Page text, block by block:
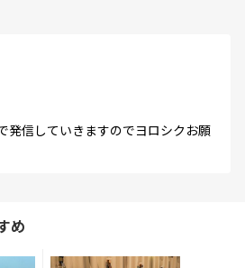
発信していきますのでヨロシクお願
め